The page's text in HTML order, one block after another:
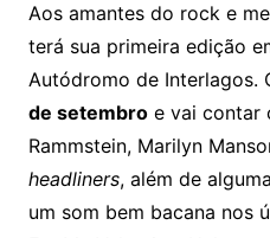
Aos amantes do rock e
terá sua primeira edição
Autódromo de Interlagos.
de setembroe vai contar
Rammstein, Marilyn
headliners, além de
um som bem bacana nos